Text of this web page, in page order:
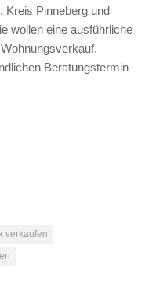
Kreis Pinneberg und
wollen eine ausführliche
Beratungstermin
verkaufen